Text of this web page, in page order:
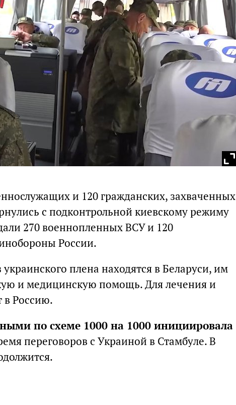
и 120 гражданских, захваченных
с подконтрольной киевскому режиму
270 военнопленных ВСУ и 120
России.
плена находятся в Беларуси, им
и медицинскую помощь. Для лечения и
в Россию.
по схеме 1000 на 1000 инициировала
переговоров с Украиной в Стамбуле. В